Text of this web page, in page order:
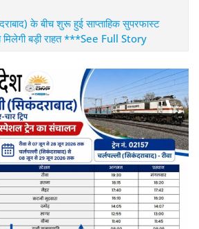
के बीच शुरू हुई साप्ताहिक सुपरफास्ट
मिलेगी बड़ी राहत ***See Full Story